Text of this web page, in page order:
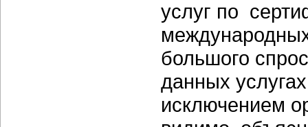
услуг по
большого
данных
исключением